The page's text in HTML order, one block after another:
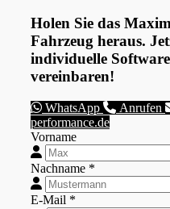
Holen Sie das
Fahrzeug heraus.
individuelle
vereinbaren!
WhatsApp Anrufen
performance.de
Vorname
Nachname *
E-Mail *